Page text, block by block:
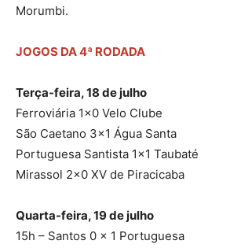
Morumbi.
JOGOS DA 4ª RODADA
Terça-feira, 18 de julho
Ferroviária 1×0 Velo Clube
São Caetano 3×1 Água Santa
Portuguesa Santista 1×1 Taubaté
Mirassol 2×0 XV de Piracicaba
Quarta-feira, 19 de julho
15h – Santos 0 x 1 Portuguesa